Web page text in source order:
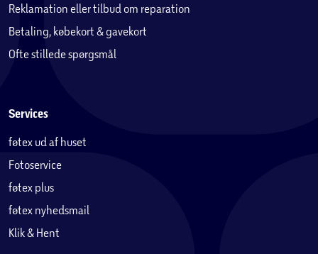
Reklamation eller tilbud om reparation
Betaling, købekort & gavekort
Ofte stillede spørgsmål
Services
føtex ud af huset
Fotoservice
føtex plus
føtex nyhedsmail
Klik & Hent